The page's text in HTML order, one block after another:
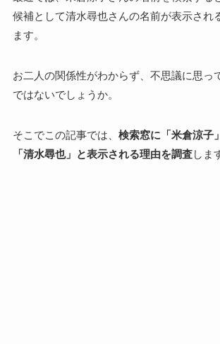
候補として清水尋也さんの名前が表示され
ます。
お二人の関係性がわからず、不思議に思っ
ではないでしょうか。
そこでこの記事では、 検索窓に「米倉涼子
「清水尋也」と表示される理由を調査しま